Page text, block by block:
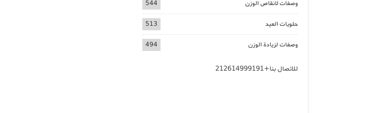
وصفات لانقاص الوزن 544
حلويات العيد 513
وصفات لزيادة الوزن 494
للاتصال بنا+212614999191